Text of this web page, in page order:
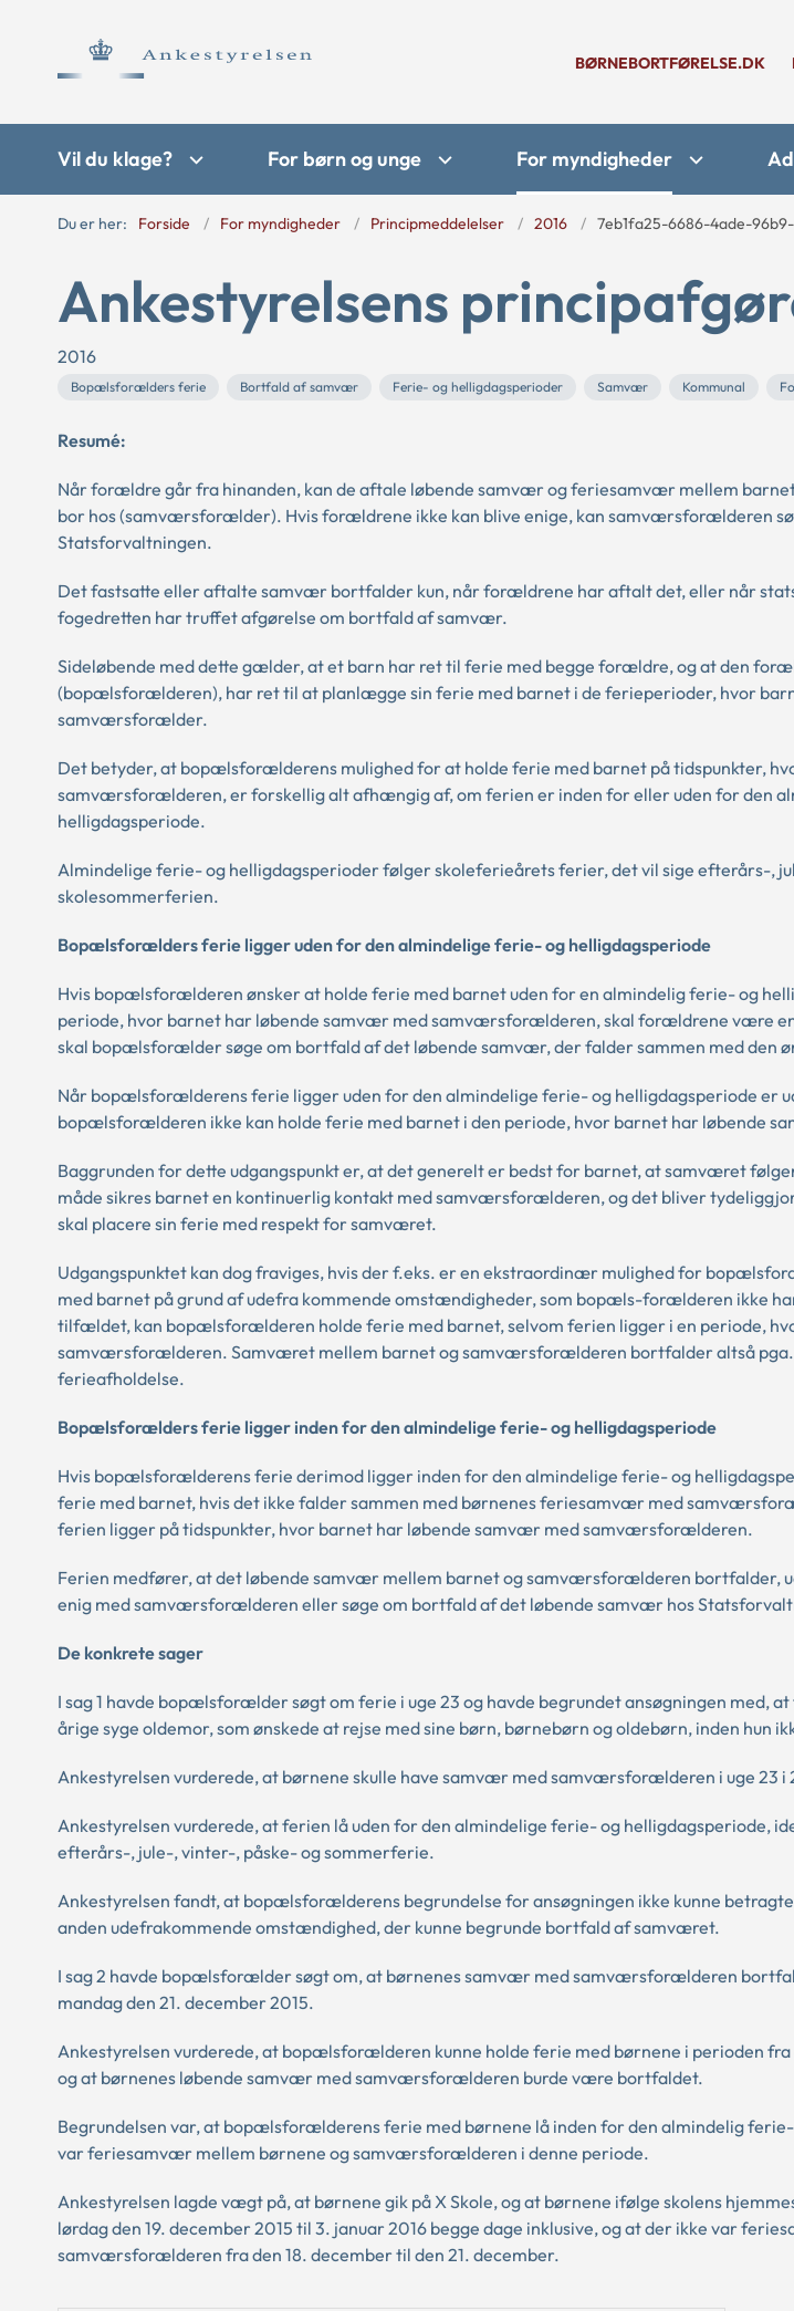
BØRNEBORTFØRELSE.DK
Vil du klage? For børn og unge For myndigheder
Du er her: Forside For myndigheder Principmeddelelser 2016 7eb1fa25-6686-4ade-
Ankestyrelsens
2016
Bopælsforælders ferie Bortfald af samvær Ferie- og helligdagsperioder Samvær Kommunal
Resumé:
Når forældre går fra hinanden, kan de aftale løbende samvær og feriesamvær mellem
bor hos (samværsforælder). Hvis forældrene ikke kan blive enige, kan samværsforælderen
Statsforvaltningen.
Det fastsatte eller aftalte samvær bortfalder kun, når forældrene har aftalt det, eller når
fogedretten har truffet afgørelse om bortfald af samvær.
Sideløbende med dette gælder, at et barn har ret til ferie med begge forældre, og at den
(bopælsforælderen), har ret til at planlægge sin ferie med barnet i de ferieperioder, hvor
samværsforælder.
Det betyder, at bopælsforælderens mulighed for at holde ferie med barnet på tidspunkter,
samværsforælderen, er forskellig alt afhængig af, om ferien er inden for eller uden for den
helligdagsperiode.
Almindelige ferie- og helligdagsperioder følger skoleferieårets ferier, det vil sige efterårs-,
skolesommerferien.
Bopælsforælders ferie ligger uden for den almindelige ferie- og helligdagsperiode
Hvis bopælsforælderen ønsker at holde ferie med barnet uden for en almindelig ferie- og
periode, hvor barnet har løbende samvær med samværsforælderen, skal forældrene være
skal bopælsforælder søge om bortfald af det løbende samvær, der falder sammen med den
Når bopælsforælderens ferie ligger uden for den almindelige ferie- og helligdagsperiode er
bopælsforælderen ikke kan holde ferie med barnet i den periode, hvor barnet har løbende
Baggrunden for dette udgangspunkt er, at det generelt er bedst for barnet, at samværet
måde sikres barnet en kontinuerlig kontakt med samværsforælderen, og det bliver
skal placere sin ferie med respekt for samværet.
Udgangspunktet kan dog fraviges, hvis der f.eks. er en ekstraordinær mulighed for
med barnet på grund af udefra kommende omstændigheder, som bopæls-forælderen ikke
tilfældet, kan bopælsforælderen holde ferie med barnet, selvom ferien ligger i en periode,
samværsforælderen. Samværet mellem barnet og samværsforælderen bortfalder altså
ferieafholdelse.
Bopælsforælders ferie ligger inden for den almindelige ferie- og helligdagsperiode
Hvis bopælsforælderens ferie derimod ligger inden for den almindelige ferie- og
ferie med barnet, hvis det ikke falder sammen med børnenes feriesamvær med
ferien ligger på tidspunkter, hvor barnet har løbende samvær med samværsforælderen.
Ferien medfører, at det løbende samvær mellem barnet og samværsforælderen bortfalder,
enig med samværsforælderen eller søge om bortfald af det løbende samvær hos
De konkrete sager
I sag 1 havde bopælsforælder søgt om ferie i uge 23 og havde begrundet ansøgningen med,
årige syge oldemor, som ønskede at rejse med sine børn, børnebørn og oldebørn, inden hun
Ankestyrelsen vurderede, at børnene skulle have samvær med samværsforælderen i uge 23 i
Ankestyrelsen vurderede, at ferien lå uden for den almindelige ferie- og helligdagsperiode,
efterårs-, jule-, vinter-, påske- og sommerferie.
Ankestyrelsen fandt, at bopælsforælderens begrundelse for ansøgningen ikke kunne
anden udefrakommende omstændighed, der kunne begrunde bortfald af samværet.
I sag 2 havde bopælsforælder søgt om, at børnenes samvær med samværsforælderen
mandag den 21. december 2015.
Ankestyrelsen vurderede, at bopælsforælderen kunne holde ferie med børnene i perioden fra
og at børnenes løbende samvær med samværsforælderen burde være bortfaldet.
Begrundelsen var, at bopælsforælderens ferie med børnene lå inden for den almindelig
var feriesamvær mellem børnene og samværsforælderen i denne periode.
Ankestyrelsen lagde vægt på, at børnene gik på X Skole, og at børnene ifølge skolens
lørdag den 19. december 2015 til 3. januar 2016 begge dage inklusive, og at der ikke var
samværsforælderen fra den 18. december til den 21. december.